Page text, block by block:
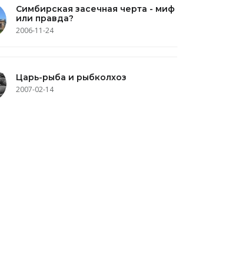
Симбирская засечная черта - миф
или правда?
2006-11-24
Царь-рыба и рыбколхоз
2007-02-14